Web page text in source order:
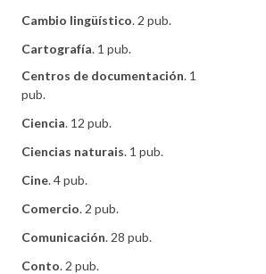
Cambio lingüístico. 2 pub.
Cartografía. 1 pub.
Centros de documentación. 1
pub.
Ciencia. 12 pub.
Ciencias naturais. 1 pub.
Cine. 4 pub.
Comercio. 2 pub.
Comunicación. 28 pub.
Conto. 2 pub.